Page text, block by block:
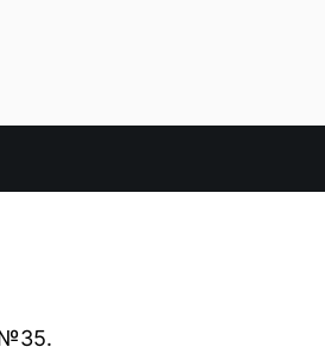
№35.